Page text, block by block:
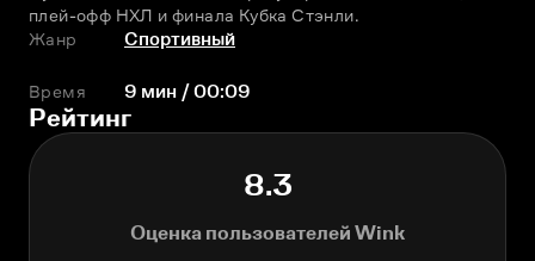
плей-офф НХЛ и финала Кубка Стэнли.
Жанр
Спортивный
Время 9 мин / 00:09
Рейтинг
8.3
Оценка пользователей Wink